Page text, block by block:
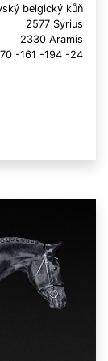
belgický kůň
2577 Syrius
2330 Aramis
-161 -194 -24